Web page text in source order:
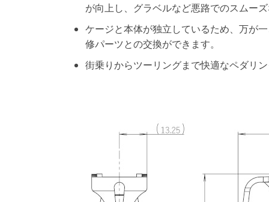
が向上し、グラベルなど悪路でのスムー
ケージと本体が独立しているため、万が
修パーツとの交換ができます。
街乗りからツーリングまで快適なペダリ